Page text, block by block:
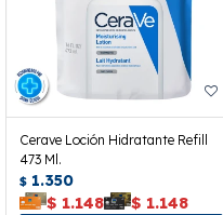
Cerave Loción Hidratante Refill
473 Ml.
$ 1.350
$ 1.148 $ 1.148